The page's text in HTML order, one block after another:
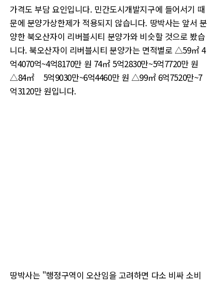
가격도 부담 요인입니다. 민간도시개발지구에 들어서기 때
문에 분양가상한제가 적용되지 않습니다. 땅박사는 앞서 분
양한 북오산자이 리버블시티 분양가와 비슷할 것으로 봤습
니다. 북오산자이 리버블시티 분양가는 면적별로 △59㎡ 4
억4070억~4억8170만 원 74㎡ 5억2830만~5억7720만 원
△84㎡
5억9030만~6억4460만 원 △99㎡ 6억7520만~7
억3120만 원입니다.
땅박사는 "행정구역이 오산임을 고려하면 다소 비싸 소비